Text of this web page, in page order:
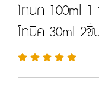
โทนิค 100ml
โทนิค 30ml 2ชิ้